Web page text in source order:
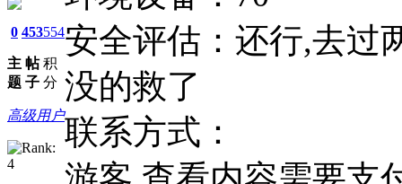
0
主
题
453
帖
子
554
积
分
高级用户
安全评估：还行,去过
没的救了
联系方式：